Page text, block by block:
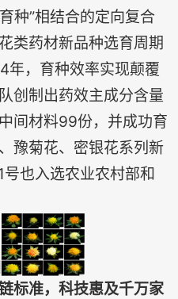
种”相结合的定向复合
类药材新品种选育周期
年，育种效率实现颠覆
创制出药效主成分含量
间材料99份，并成功育
豫菊花、密银花系列新
也入选农业农村部和
准，科技惠及千万家